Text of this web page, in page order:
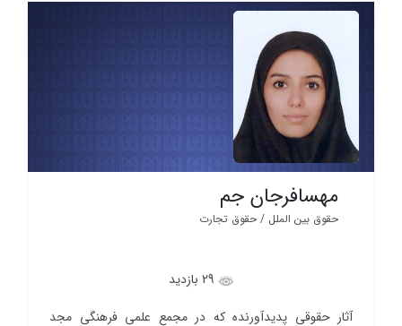
مهسافرجان جم
حقوق بین الملل / حقوق تجارت
آثار حقوقی پدیدآورنده که در مجمع علمی فرهنگی مجد